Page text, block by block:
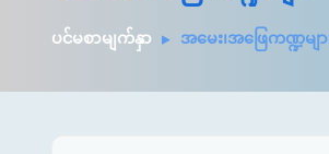
ပင်မစာမျက်နှာ အမေး၊အဖြေကဏ္ဍမျာ